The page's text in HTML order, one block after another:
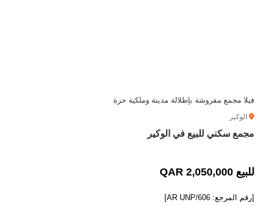
فيلا مجمع مفروشة بإطلالة مدينة وملكية حرة
الوكير
مجمع سكني للبيع في الوكير
للبيع 2,050,000 QAR
[رقم المرجع: AR UNP/606]